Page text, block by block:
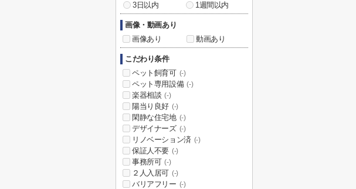
3日以内
1週間以内
画像・動画あり
画像あり
動画あり
こだわり条件
ペット飼育可 (-)
ペット専用設備 (-)
楽器相談 (-)
陽当り良好 (-)
閑静な住宅地 (-)
デザイナーズ (-)
リノベーション済 (-)
保証人不要 (-)
事務所可 (-)
２人入居可 (-)
バリアフリー (-)